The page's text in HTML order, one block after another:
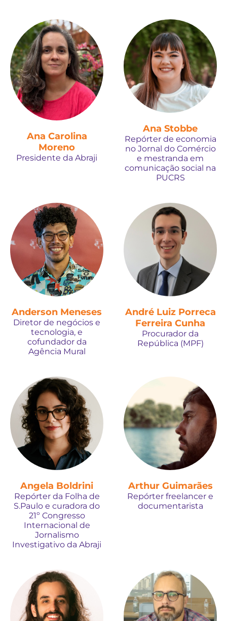
Ana Carolina
Moreno
Presidente da Abraji
Ana Stobbe
Repórter de economia
no Jornal do Comércio
e mestranda em
comunicação social na
PUCRS
Anderson Meneses
Diretor de negócios e
tecnologia, e
cofundador da
Agência Mural
André Luiz Porreca
Ferreira Cunha
Procurador da
República (MPF)
Angela Boldrini
Repórter da Folha de
S.Paulo e curadora do
21º Congresso
Internacional de
Jornalismo
Investigativo da Abraji
Arthur Guimarães
Repórter freelancer e
documentarista